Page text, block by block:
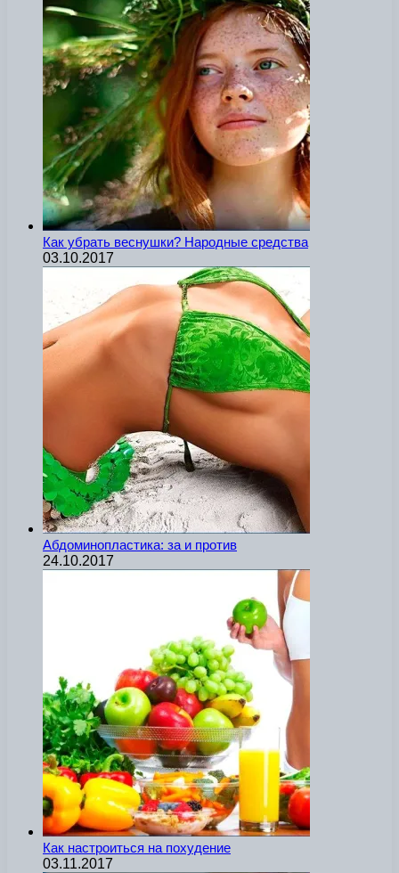
Как убрать веснушки? Народные средства
03.10.2017
Абдоминопластика: за и против
24.10.2017
Как настроиться на похудение
03.11.2017